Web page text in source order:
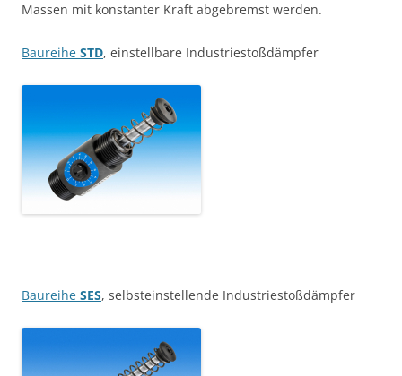
Massen mit konstanter Kraft abgebremst werden.
Baureihe STD, einstellbare Industriestoßdämpfer
Baureihe SES, selbsteinstellende Industriestoßdämpfer